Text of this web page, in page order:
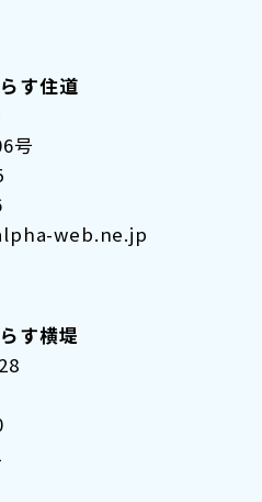
す住道
号
web.ne.jp
す横堤